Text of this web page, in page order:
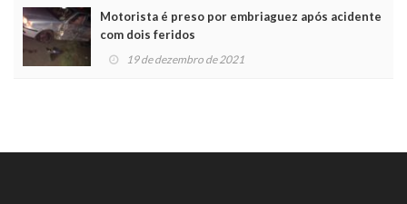
Motorista é preso por embriaguez após acidente
com dois feridos
19 de dezembro de 2021